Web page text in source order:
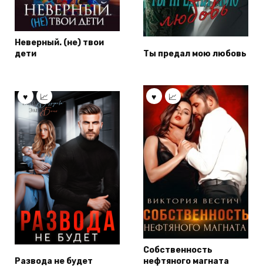
Неверный. (не) твои
дети
Ты предал мою любовь
Развода не будет
Собственность
нефтяного магната